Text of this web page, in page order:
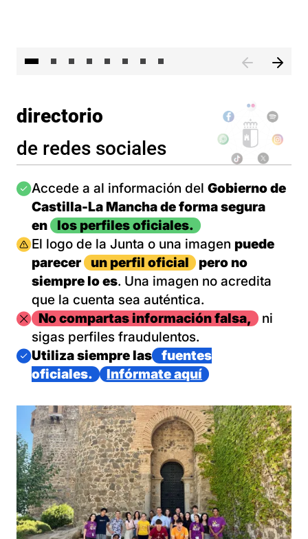
directorio
de redes sociales
Imagen
Accede a al información del Gobierno de
Castilla-La Mancha de forma segura
en
los perfiles oficiales.
Imagen
El logo de la Junta o una imagen puede
parecer
un perfil oficial
pero no
siempre lo es. Una imagen no acredita
que la cuenta sea auténtica.
ImagenNo compartas información falsa,
ni
sigas perfiles fraudulentos.
Imagen
Utiliza siempre las
fuentes
oficiales.
Infórmate aquí